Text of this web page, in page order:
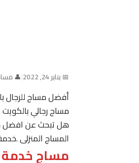
📅 يناير 24, 2022 |
👤
أفضل مساج للرجال
مساج رجالي بالكويت ,مساج بالكويت
هل تبحث عن افضل
المساج المنزلى
مساج خدمة منازل ٢٤